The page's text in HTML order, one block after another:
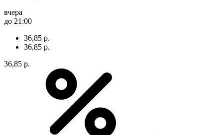
вчера
до 21:00
36,85 р.
36,85 р.
36,85 р.